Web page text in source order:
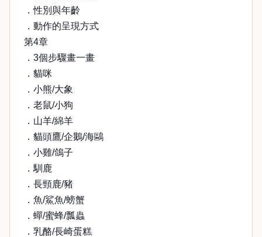
．性別與年齡
．動作的呈現方式
第4章
．3個步驟畫一畫
．貓咪
．小熊/大象
．老鼠/小狗
．山羊/綿羊
．貓頭鷹/企鵝/海鷗
．小雞/鴿子
．馴鹿
．長頸鹿/豬
．魚/鯊魚/螃蟹
．蟬/蜜蜂/瓢蟲
．乳酪/長崎蛋糕